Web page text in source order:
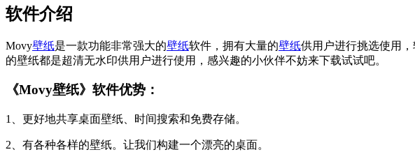
软件介绍
Movy壁纸是一款功能非常强大的壁纸软件，拥有大量的壁纸供用户进行挑选使用
的壁纸都是超清无水印供用户进行使用，感兴趣的小伙伴不妨来下载试试吧。
《Movy壁纸》软件优势：
1、更好地共享桌面壁纸、时间搜索和免费存储。
2、有各种各样的壁纸。让我们构建一个漂亮的桌面。